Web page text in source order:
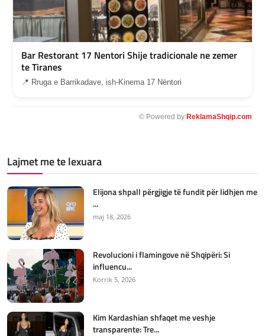
Bar Restorant 17 Nentori Shije tradicionale ne zemer
te Tiranes
📍 Rruga e Barrikadave, ish-Kinema 17 Nëntori
© Powered by ReklamaShqip.com
Lajmet me te lexuara
Elijona shpall përgjigje të fundit për lidhjen me
...
maj 18, 2026
Revolucioni i flamingove në Shqipëri: Si
influencu...
Korrik 5, 2026
Kim Kardashian shfaqet me veshje
transparente: Tre...